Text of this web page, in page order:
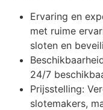
Ervaring en
met ruime
sloten en
24/7
Prijsstelling:
slotemakers,